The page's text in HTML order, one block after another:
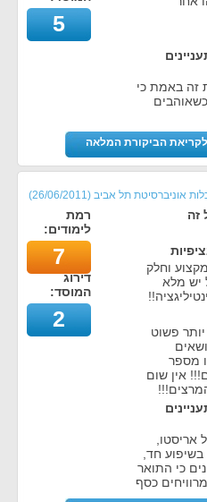
זה באמת כי
5
לקריאת הביקורת המלאה
אוניברסיטת תל אביב (
26/06/2011
)
זה
וחלק
יש מלא
יותר פשוט
מספר
אין שום
אריסטו,
בשיפוע חד,
כי התואר
כסף
רמת
לימודים:
7
דירוג
המוסד:
2